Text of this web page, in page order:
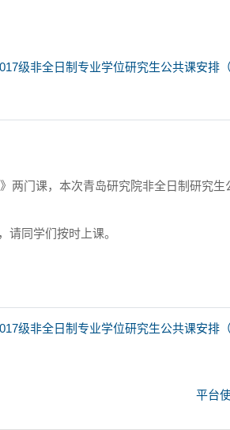
级非全日制专业学位研究生公共课安排
两门课， 本次青岛研究院非全日制研究生
请同学们按时上课。
级非全日制专业学位研究生公共课安排
平台